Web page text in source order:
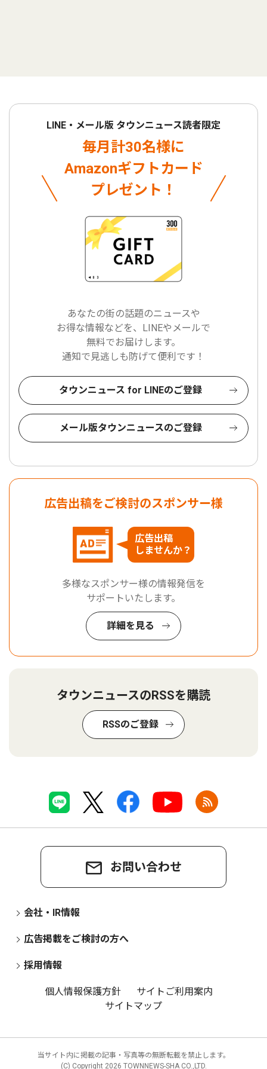
LINE・メール版 タウンニュース読者限定
毎月計30名様に
Amazonギフトカード
プレゼント！
あなたの街の話題のニュースや
お得な情報などを、LINEやメールで
無料でお届けします。
通知で見逃しも防げて便利です！
タウンニュース for LINEのご登録
メール版タウンニュースのご登録
広告出稿をご検討のスポンサー様
広告出稿
しませんか？
多様なスポンサー様の情報発信を
サポートいたします。
詳細を見る
タウンニュースのRSSを購読
RSSのご登録
お問い合わせ
会社・IR情報
広告掲載をご検討の方へ
採用情報
個人情報保護方針
サイトご利用案内
サイトマップ
当サイト内に掲載の記事・写真等の無断転載を禁止します。
(C) Copyright 2026 TOWNNEWS-SHA CO.,LTD.